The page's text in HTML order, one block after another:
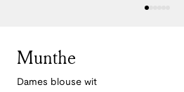
Munthe
Dames blouse wit